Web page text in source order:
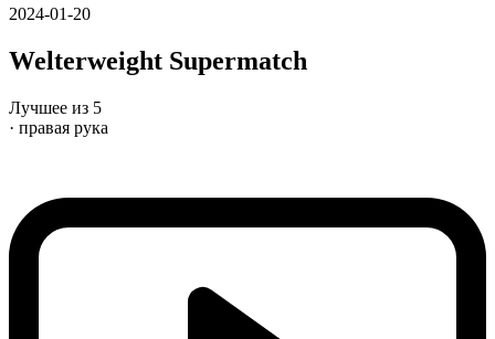
2024-01-20
Welterweight Supermatch
Лучшее из 5
· правая рука